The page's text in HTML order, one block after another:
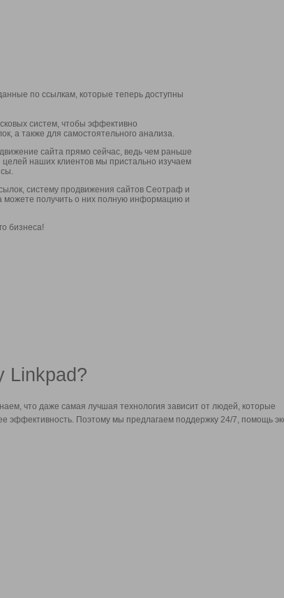
по ссылкам, которые теперь доступны
систем, чтобы эффективно
а также для самостоятельного анализа.
сайта прямо сейчас, ведь чем раньше
целей наших клиентов мы пристально изучаем
систему продвижения сайтов Сеотраф и
можете получить о них полную информацию и
бизнеса!
Linkpad?
что даже самая лучшая технология зависит от людей, которые
эффективность. Поэтому мы предлагаем поддержку 24/7, помощь